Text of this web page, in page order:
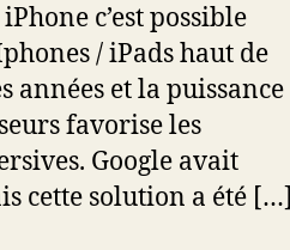
c’est possible
/ iPads haut de
années et la puissance
favorise les
Google avait
cette solution a été […]